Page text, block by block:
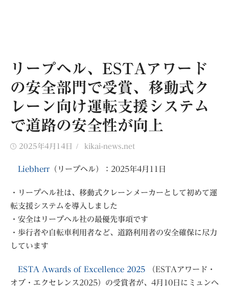
リープヘル、ESTAアワード
の安全部門で受賞、移動式ク
レーン向け運転支援システム
で道路の安全性が向上
Posted
2025年4月14日 Author
kikai-news.net
Liebherr （リープヘル）：2025年4月11日
・リープヘル社は、移動式クレーンメーカーとして初めて運
転支援システムを導入しました
・安全はリープヘル社の最優先事項です
・歩行者や自転車利用者など、道路利用者の安全確保に尽力
しています
ESTA Awards of Excellence 2025 （ESTAアワード・
オブ・エクセレンス2025）の受賞者が、4月10日にミュンヘ